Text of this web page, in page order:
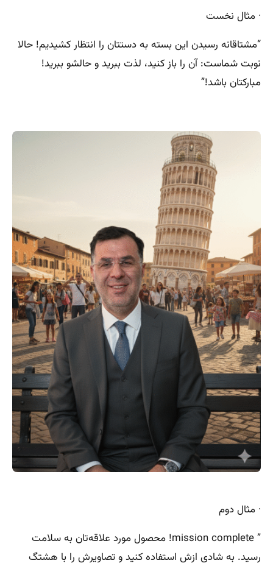
· مثال نخست
“مشتاقانه رسیدن این بسته به دستتان را انتظار کشیدیم! حالا
نوبت شماست: آن را باز کنید، لذت ببرید و حالشو ببرید!
مبارکتان باشد!”
· مثال دوم
” mission complete! محصول مورد علاقه‌تان به سلامت
رسید. به شادی ازش استفاده کنید و تصاویرش را با هشتگ